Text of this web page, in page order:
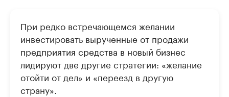
При редко встречающемся желании
инвестировать вырученные от продажи
предприятия средства в новый бизнес
лидируют две другие стратегии: «желание
отойти от дел» и «переезд в другую
страну».